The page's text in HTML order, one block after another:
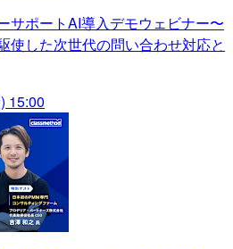
サポートAI導入デモウェビナー〜
使した次世代の問い合わせ対応と
15:00